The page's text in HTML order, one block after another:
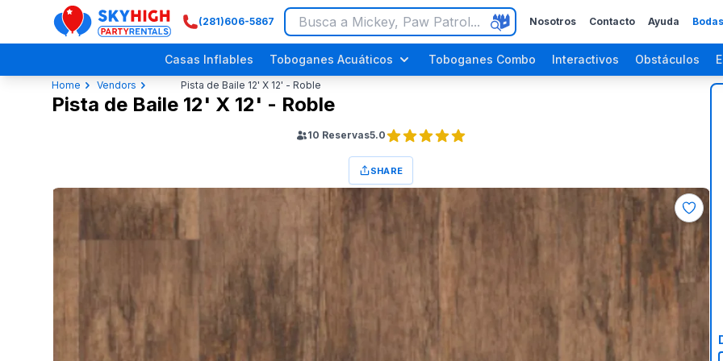
SkyHigh Logo
(281)606-5867 Nosotros Contacto Ayuda
Casas Inflables Toboganes Acuáticos Toboganes Combo Interactivos Obstáculos
Home Vendors Pista de Baile 12' X 12' - Roble
Pista de Baile 12' X 12' - Roble
10 Reservas5.0
SHARE